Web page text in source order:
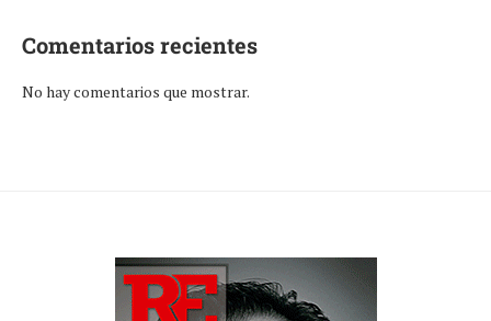
Comentarios recientes
No hay comentarios que mostrar.